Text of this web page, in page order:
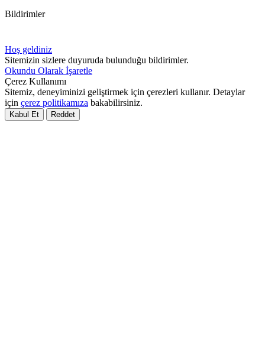
Bildirimler
Hoş geldiniz
Sitemizin sizlere duyuruda bulunduğu bildirimler.
Okundu Olarak İşaretle
Çerez Kullanımı
Sitemiz, deneyiminizi geliştirmek için çerezleri kullanır. Detaylar
için çerez politikamıza bakabilirsiniz.
Kabul Et Reddet